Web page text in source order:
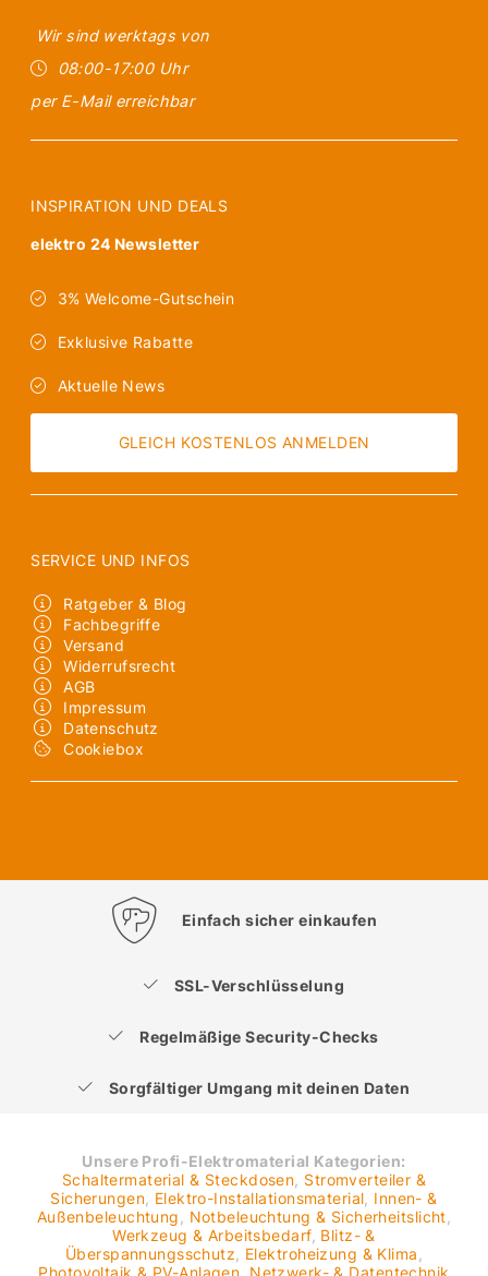
Wir sind werktags von
08:00-17:00 Uhr
per E-Mail erreichbar
INSPIRATION UND DEALS
elektro 24 Newsletter
3% Welcome-Gutschein
Exklusive Rabatte
Aktuelle News
GLEICH KOSTENLOS ANMELDEN
SERVICE UND INFOS
Ratgeber & Blog
Fachbegriffe
Versand
Widerrufsrecht
AGB
Impressum
Datenschutz
Cookiebox
Einfach sicher einkaufen
SSL-Verschlüsselung
Regelmäßige Security-Checks
Sorgfältiger Umgang mit deinen Daten
Unsere Profi-Elektromaterial Kategorien:
Schaltermaterial & Steckdosen Stromverteiler &
Sicherungen Elektro-Installationsmaterial Innen- &
Außenbeleuchtung
Notbeleuchtung & Sicherheitslicht
Werkzeug & Arbeitsbedarf, Blitz- &
Überspannungsschutz
Elektroheizung & Klima
Photovoltaik & PV-Anlagen Netzwerk- & Datentechnik